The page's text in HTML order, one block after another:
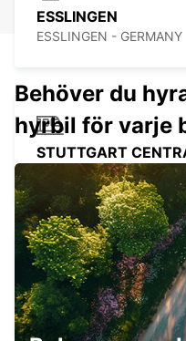
ESSLINGEN
ESSLINGEN - GERMANY
STUTTGART
STUTTGART - GERMANY
STUTTGART STAD
STUTTGART - GERMANY
Behöver du
hyrbil för varje